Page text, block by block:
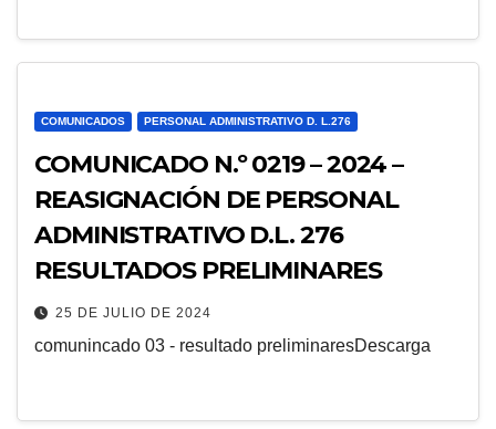
COMUNICADOS PERSONAL ADMINISTRATIVO D. L.276
COMUNICADO N.º 0219 – 2024 –
REASIGNACIÓN DE PERSONAL
ADMINISTRATIVO D.L. 276
RESULTADOS PRELIMINARES
25 DE JULIO DE 2024
comunincado 03 - resultado preliminaresDescarga